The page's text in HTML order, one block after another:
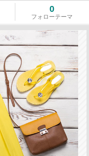
0
フォローテーマ